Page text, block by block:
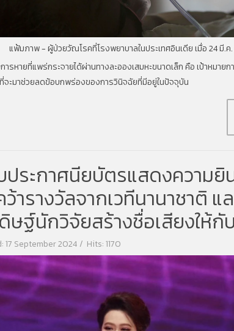
แฟ้มภาพ - ผู้ป่วยวัณโรคที่โรงพยาบาลในประเทศอินเดีย เมื่อ 24 มี.ค.
รหายที่แพร่กระจายได้ผ่านทางละอองเสมหะขนาดเล็ก คือ เป้าหมาย
ะมาช่วยลดข้อบกพร่องของการวินิจฉัยที่มีอยู่ในปัจจุบัน
ประกาศนียบัตรแสดงความ
ารางวัลจากเวทีนานาชาติ แ
ฐ์นักวิจัยสร้างชื่อเสียงให้กั
17 September 2024 Hits: 1170